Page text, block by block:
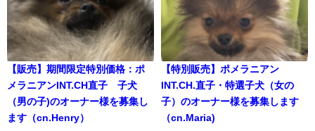
【販売】期間限定特別価格：ポ
メラニアンINT.CH直子 子犬
（男の子)のオーナー様を募集し
ます（cn.Henry）
【特別販売】ポメラニアン
INT.CH.直子・特選子犬（女の
子）のオーナー様を募集します
（cn.Maria)